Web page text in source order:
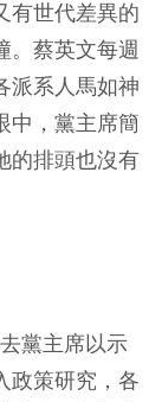
有世代差異的
。蔡英文每週
派系人馬如神
中，黨主席簡
的排頭也沒有
黨主席以示
政策研究，各